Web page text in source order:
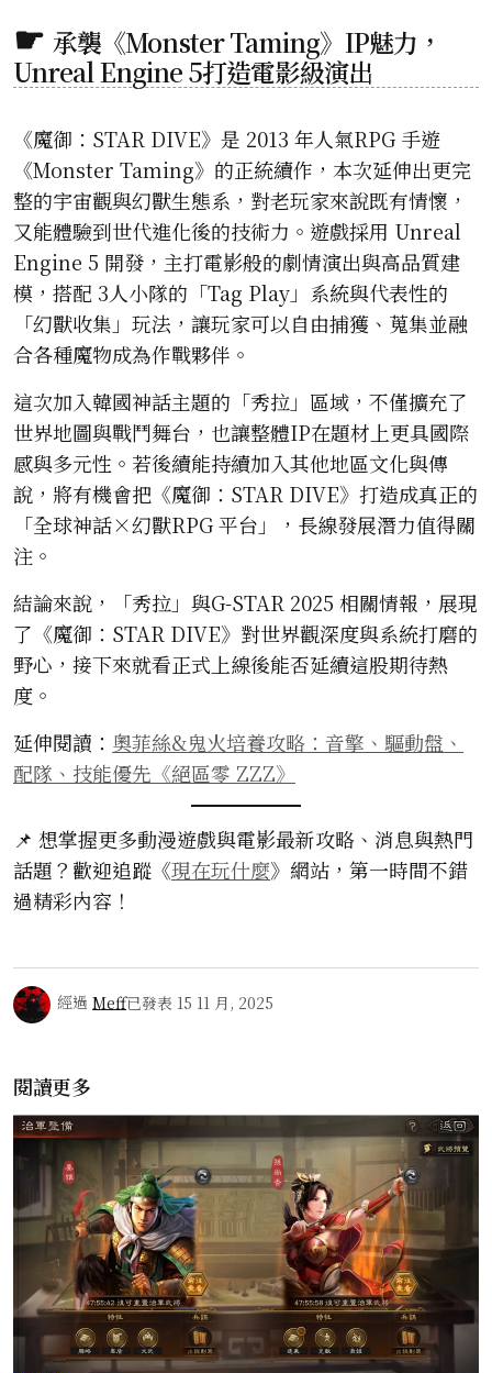
承襲《Monster Taming》IP魅力，
Unreal Engine 5打造電影級演出
《魔御：STAR DIVE》是 2013 年人氣RPG 手遊
《Monster Taming》的正統續作，本次延伸出更完
整的宇宙觀與幻獸生態系，對老玩家來說既有情懷，
又能體驗到世代進化後的技術力。遊戲採用 Unreal
Engine 5 開發，主打電影般的劇情演出與高品質建
模，搭配 3人小隊的「Tag Play」系統與代表性的
「幻獸收集」玩法，讓玩家可以自由捕獲、蒐集並融
合各種魔物成為作戰夥伴。
這次加入韓國神話主題的「秀拉」區域，不僅擴充了
世界地圖與戰鬥舞台，也讓整體IP在題材上更具國際
感與多元性。若後續能持續加入其他地區文化與傳
說，將有機會把《魔御：STAR DIVE》打造成真正的
「全球神話×幻獸RPG 平台」，長線發展潛力值得關
注。
結論來說，「秀拉」與G-STAR 2025 相關情報，展現
了《魔御：STAR DIVE》對世界觀深度與系統打磨的
野心，接下來就看正式上線後能否延續這股期待熱
度。
延伸閱讀： 奧菲絲&鬼火培養攻略：音擎、驅動盤、
配隊、技能優先《絕區零 ZZZ》
📌 想掌握更多動漫遊戲與電影最新攻略、消息與熱門
話題？歡迎追蹤《現在玩什麼》網站，第一時間不錯
過精彩內容！
經過 Meff已發表 15 11 月, 2025
閱讀更多